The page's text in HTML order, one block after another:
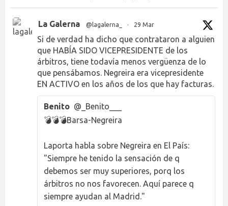
La Galerna @lagalerna_ · 29 Mar
Si de verdad ha dicho que contrataron a alguien
que HABÍA SIDO VICEPRESIDENTE de los
árbitros, tiene todavía menos vergüenza de lo
que pensábamos. Negreira era vicepresidente
EN ACTIVO en los años de los que hay facturas.
Benito @_Benito___
💣💣💣Barsa-Negreira
Laporta habla sobre Negreira en El País:
"Siempre he tenido la sensación de q
debemos ser muy superiores, porq los
árbitros no nos favorecen. Aquí parece q
siempre ayudan al Madrid."